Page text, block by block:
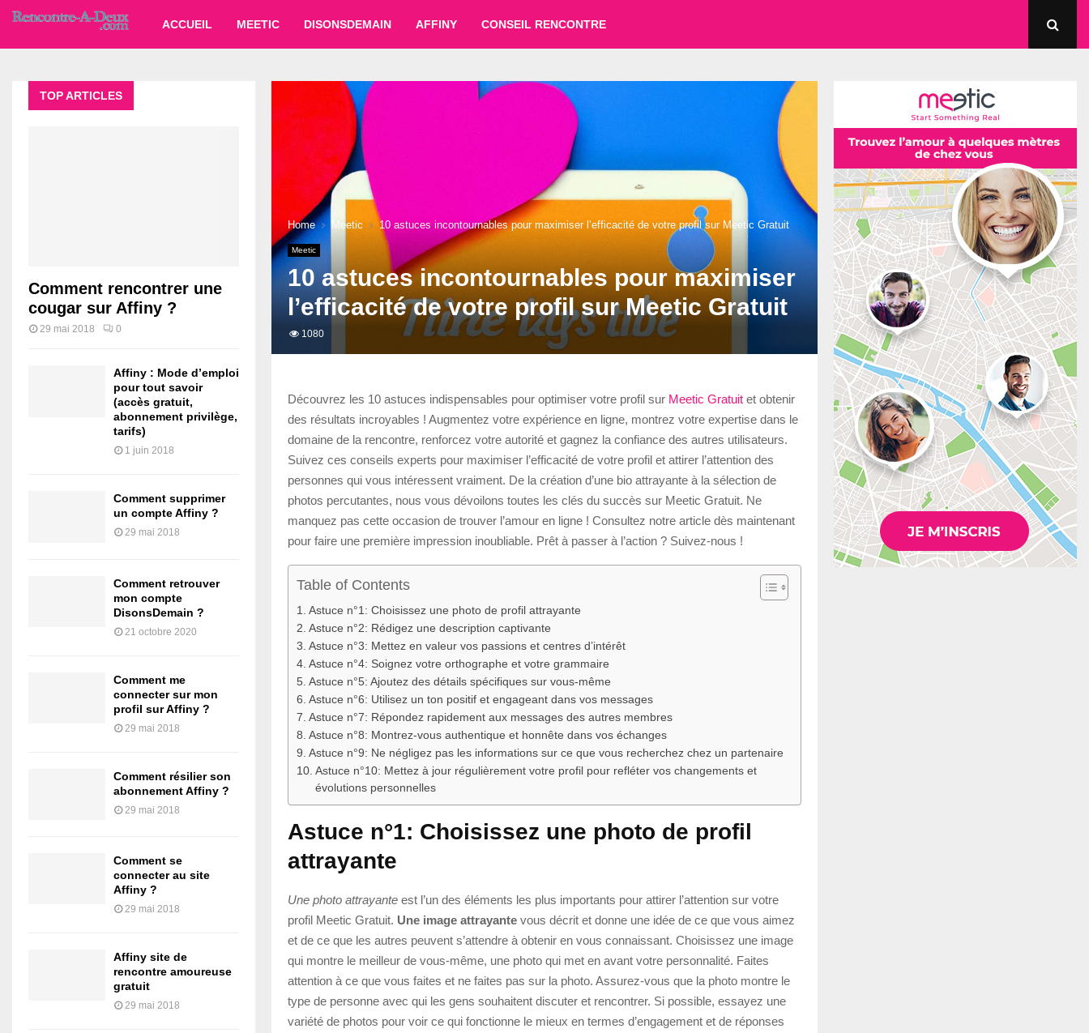
ACCUEIL MEETIC DISONSDEMAIN AFFINY CONSEIL RENCONTRE
Home Meetic 10 astuces incontournables pour maximiser l’efficacité de votre profil sur Meetic Gratuit
Meetic
10 astuces incontournables pour maximiser
l’efficacité de votre profil sur Meetic Gratuit
1080
Découvrez les 10 astuces indispensables pour optimiser votre profil sur Meetic Gratuit et obtenir
des résultats incroyables ! Augmentez votre expérience en ligne, montrez votre expertise dans le
domaine de la rencontre, renforcez votre autorité et gagnez la confiance des autres utilisateurs.
Suivez ces conseils experts pour maximiser l’efficacité de votre profil et attirer l’attention des
personnes qui vous intéressent vraiment. De la création d’une bio attrayante à la sélection de
photos percutantes, nous vous dévoilons toutes les clés du succès sur Meetic Gratuit. Ne
manquez pas cette occasion de trouver l’amour en ligne ! Consultez notre article dès maintenant
pour faire une première impression inoubliable. Prêt à passer à l’action ? Suivez-nous !
Table of Contents
Astuce n°1: Choisissez une photo de profil attrayante
Astuce n°2: Rédigez une description captivante
Astuce n°3: Mettez en valeur vos passions et centres d’intérêt
Astuce n°4: Soignez votre orthographe et votre grammaire
Astuce n°5: Ajoutez des détails spécifiques sur vous-même
Astuce n°6: Utilisez un ton positif et engageant dans vos messages
Astuce n°7: Répondez rapidement aux messages des autres membres
Astuce n°8: Montrez-vous authentique et honnête dans vos échanges
Astuce n°9: Ne négligez pas les informations sur ce que vous recherchez chez un partenaire
Astuce n°10: Mettez à jour régulièrement votre profil pour refléter vos changements et
évolutions personnelles
Astuce n°1: Choisissez une photo de profil
attrayante
Une photo attrayante est l’un des éléments les plus importants pour attirer l’attention sur votre
profil Meetic Gratuit. Une image attrayante vous décrit et donne une idée de ce que vous aimez
et de ce que les autres peuvent s’attendre à obtenir en vous connaissant. Choisissez une image
qui montre le meilleur de vous-même, une photo qui met en avant votre personnalité. Faites
attention à ce que vous faites et ne faites pas sur la photo. Assurez-vous que la photo montre le
type de personne avec qui les gens souhaitent discuter et rencontrer. Si possible, essayez une
variété de photos pour voir ce qui fonctionne le mieux en termes d’engagement et de réponses
TOP ARTICLES
Comment rencontrer une
cougar sur Affiny ?
29 mai 2018 0
Affiny : Mode d’emploi
pour tout savoir
(accès gratuit,
abonnement privilège,
tarifs)
1 juin 2018
Comment supprimer
un compte Affiny ?
29 mai 2018
Comment retrouver
mon compte
DisonsDemain ?
21 octobre 2020
Comment me
connecter sur mon
profil sur Affiny ?
29 mai 2018
Comment résilier son
abonnement Affiny ?
29 mai 2018
Comment se
connecter au site
Affiny ?
29 mai 2018
Affiny site de
rencontre amoureuse
gratuit
29 mai 2018